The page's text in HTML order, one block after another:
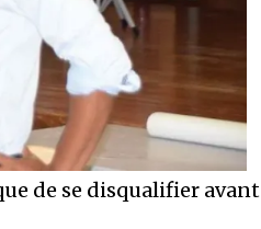
de se disqualifier avant